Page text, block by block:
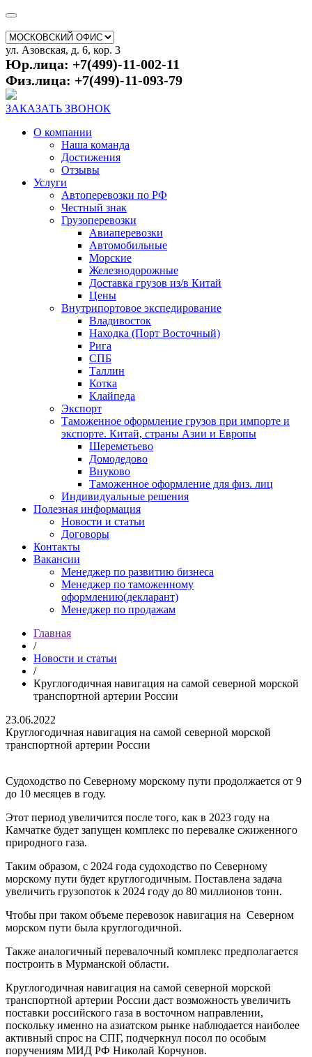
ул. Азовская, д. 6, кор. 3
Юр.лица: +7(499)-11-002-11
Физ.лица: +7(499)-11-093-79
ЗАКАЗАТЬ ЗВОНОК
О компании
Наша команда
Достижения
Отзывы
Услуги
Автоперевозки по РФ
Честный знак
Грузоперевозки
Авиаперевозки
Автомобильные
Морские
Железнодорожные
Доставка грузов из/в Китай
Цены
Внутрипортовое экспедирование
Владивосток
Находка (Порт Восточный)
Рига
СПБ
Таллин
Котка
Клайпеда
Экспорт
Таможенное оформление грузов при импорте и
экспорте. Китай, страны Азии и Европы
Шереметьево
Домодедово
Внуково
Таможенное оформление для физ. лиц
Индивидуальные решения
Полезная информация
Новости и статьи
Договоры
Контакты
Вакансии
Менеджер по развитию бизнеса
Менеджер по таможенному
оформлению(декларант)
Менеджер по продажам
Главная
/
Новости и статьи
/
Круглогодичная навигация на самой северной морской
транспортной артерии России
23.06.2022
Круглогодичная навигация на самой северной морской
транспортной артерии России
Судоходство по Северному морскому пути продолжается от 9
до 10 месяцев в году.
Этот период увеличится после того, как в 2023 году на
Камчатке будет запущен комплекс по перевалке сжиженного
природного газа.
Таким образом, с 2024 года судоходство по Северному
морскому пути будет круглогодичным. Поставлена задача
увеличить грузопоток к 2024 году до 80 миллионов тонн.
Чтобы при таком объеме перевозок навигация на Северном
морском пути была круглогодичной.
Также аналогичный перевалочный комплекс предполагается
построить в Мурманской области.
Круглогодичная навигация на самой северной морской
транспортной артерии России даст возможность увеличить
поставки российского газа в восточном направлении,
поскольку именно на азиатском рынке наблюдается наиболее
активный спрос на СПГ, подчеркнул посол по особым
поручениям МИД РФ Николай Корчунов.